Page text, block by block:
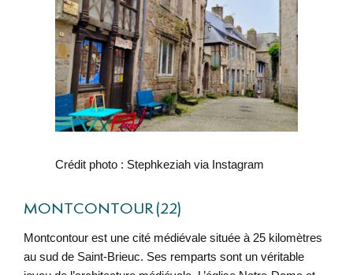
Crédit photo : Stephkeziah via Instagram
MONTCONTOUR (22)
Montcontour est une cité médiévale située à 25 kilomètres
au sud de Saint-Brieuc. Ses remparts sont un véritable